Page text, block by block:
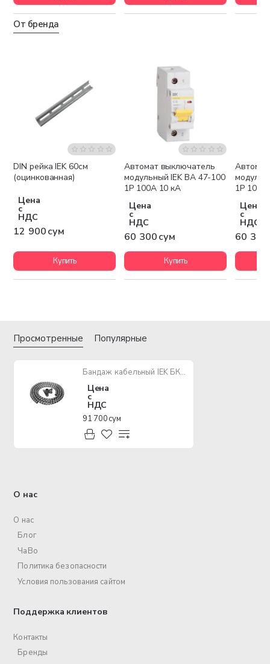
От бренда
DIN рейка IEK 60см
(оцинкованная)
Цена
с
НДС
12 900 сум
Купить
Автомат выключатель
модульный IEK ВА 47-100
1P 100А 10 кА
Цена
с
НДС
60 300 сум
Купить
1P 10А
Цена
с
НДС
60 300
Просмотренные Популярные
Бандаж кабельный IEK БК 30мм с ключом (2,0м/упак)
Цена
с
НДС
91 700 сум
О нас
О нас
Блог
ЧаВо
Политика безопасности
Условия пользования сайтом
Поддержка клиентов
Контакты
Бренды